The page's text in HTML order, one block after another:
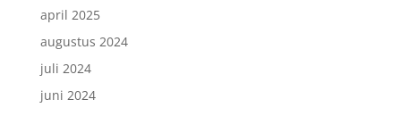
april 2025
augustus 2024
juli 2024
juni 2024